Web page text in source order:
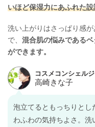
いほど保湿力にあふれた設
洗い上がりはさっぱり感
で、 混合肌の悩みである
ができます。
泡立てるともっちりとし
わふわの気持ちよさ。